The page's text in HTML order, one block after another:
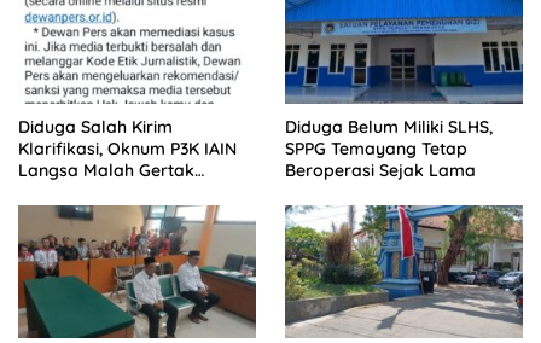
Diduga Salah Kirim
Klarifikasi, Oknum P3K IAIN
Langsa Malah Gertak
Diduga Belum Miliki SLHS,
SPPG Temayang Tetap
Beroperasi Sejak Lama